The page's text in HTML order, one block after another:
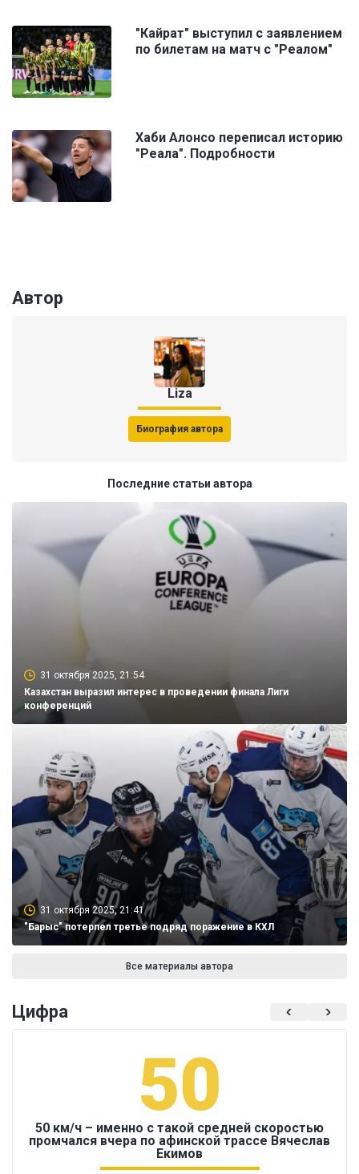
"Кайрат" выступил с заявлением
по билетам на матч с "Реалом"
Хаби Алонсо переписал историю
"Реала". Подробности
Автор
Liza
Биография автора
Последние статьи автора
31 октября 2025, 21:54
Казахстан выразил интерес в проведении финала Лиги
конференций
31 октября 2025, 21:41
"Барыс" потерпел третье подряд поражение в КХЛ
Все материалы автора
Цифра
50
50 км/ч – именно с такой средней скоростью
промчался вчера по афинской трассе Вячеслав
Екимов